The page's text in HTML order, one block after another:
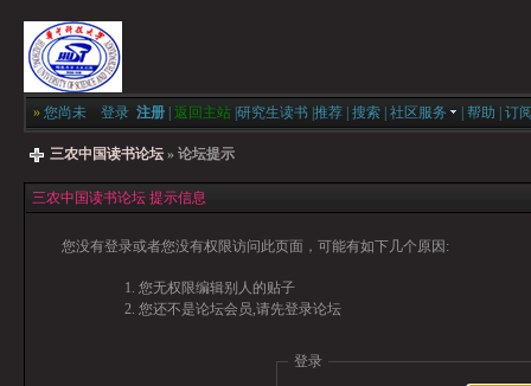
» 您尚未 登录 注册 返回主站 研究生读书 推荐 搜索 社区服务 帮助 订
三农中国读书论坛 » 论坛提示
三农中国读书论坛 提示信息
您没有登录或者您没有权限访问此页面，可能有如下几个原因:
您无权限编辑别人的贴子
您还不是论坛会员,请先登录论坛
登录